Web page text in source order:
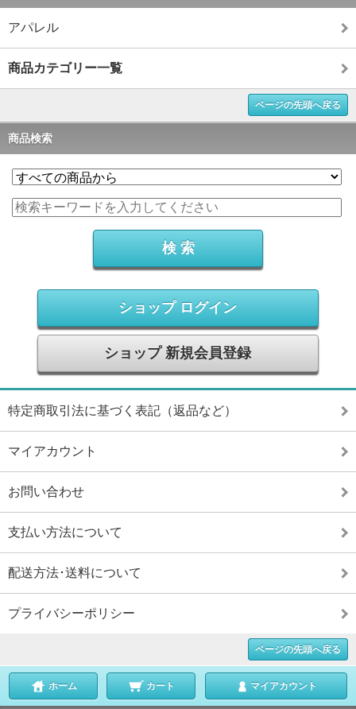
アパレル
商品カテゴリー一覧
ページの先頭へ戻る
商品検索
ショップ ログイン
ショップ 新規会員登録
特定商取引法に基づく表記（返品など）
マイアカウント
お問い合わせ
支払い方法について
配送方法･送料について
プライバシーポリシー
ページの先頭へ戻る
ホーム カート マイアカウント